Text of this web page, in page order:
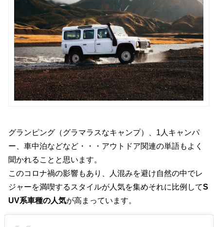
グランピング（グラマラスなキャンプ）、1人キャンパ
ー、車中泊などなど・・・アウトドア関連の単語もよく
聞かれることと思います。
このコロナ禍の影響もあり、人混みを避け自然の中でレ
ジャーを満喫するスタイルが人気を集めそれに比例してS
UV系車種の人気が高まっています。